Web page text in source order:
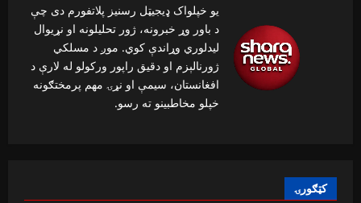
یو خپلواک ډیجیټل رسنیز پلاتفورم دی چې
د باور وړ خبرونه، ژور تحلیلونه او نړیوال
لیدلوري وړاندې کوي. موږ د مسلکي
ژورنالېزم او دقیق راپور ورکولو له لارې د
افغانستان، سیمې او نړۍ مهم پرمختګونه
خپلو مخاطبینو ته رسو.
کټګورۍ